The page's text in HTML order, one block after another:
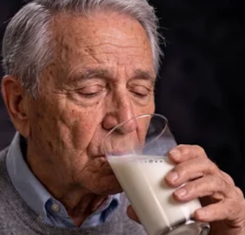
aos nove pontos, e se isolou ainda
por sua vez, é o lanterna da chave,
o segundo lugar, com quatro pontos cada.
19 partidas, com 17 vitórias, um
o vice-campeonato do Brasileirão, o
de 2023, as Crias da Academia
o América-MG por 2 a 1 na final,
Palmeiras hoje:
Palmeiras hoje: